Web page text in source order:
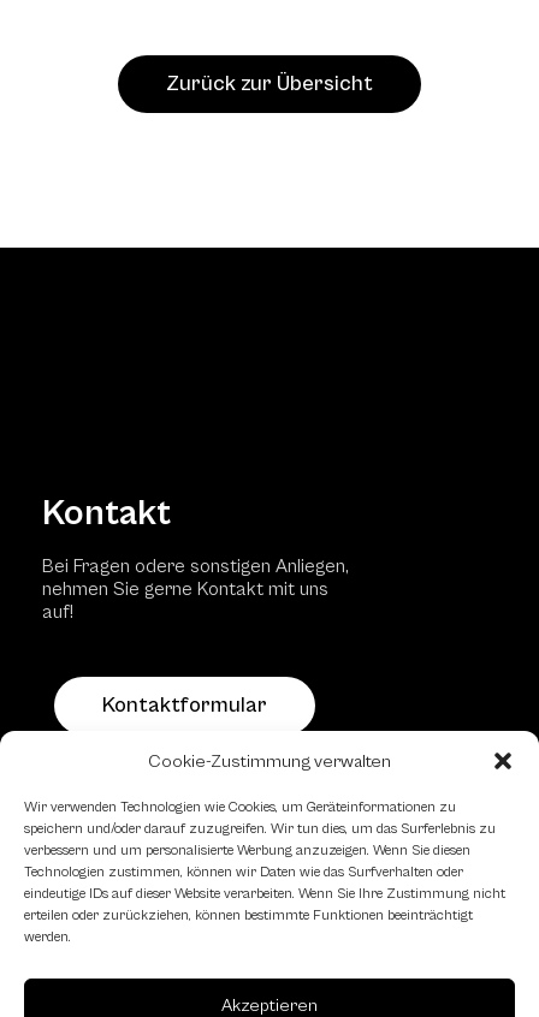
Cookie-Zustimmung verwalten
Wir verwenden Technologien wie Cookies, um Geräteinformationen zu
speichern und/oder darauf zuzugreifen. Wir tun dies, um das Surferlebnis zu
verbessern und um personalisierte Werbung anzuzeigen. Wenn Sie diesen
Technologien zustimmen, können wir Daten wie das Surfverhalten oder
eindeutige IDs auf dieser Website verarbeiten. Wenn Sie Ihre Zustimmung nicht
erteilen oder zurückziehen, können bestimmte Funktionen beeinträchtigt
werden.
Akzeptieren
Zurück zur Übersicht
Kontakt
Bei Fragen odere sonstigen Anliegen,
nehmen Sie gerne Kontakt mit uns
auf!
Kontaktformular